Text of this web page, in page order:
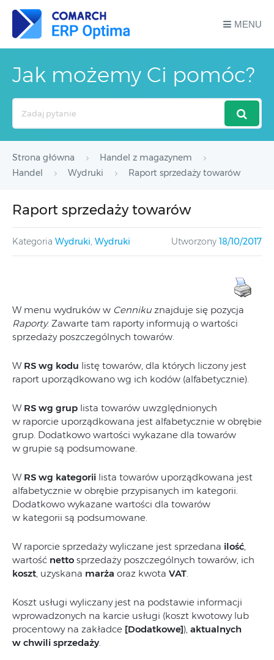
MENU
Jak możemy Ci pomóc?
Strona główna
Handel z magazynem
Handel
Wydruki Raport sprzedaży towarów
Raport sprzedaży towarów
Kategoria Wydruki, Wydruki Utworzony 18/10/2017
W menu wydruków w Cenniku znajduje się pozycja
Raporty. Zawarte tam raporty informują o wartości
sprzedaży poszczególnych towarów.
W RS wg kodu listę towarów, dla których liczony jest
raport uporządkowano wg ich kodów (alfabetycznie).
W RS wg grup lista towarów uwzględnionych
w raporcie uporządkowana jest alfabetycznie w obrębie
grup. Dodatkowo wartości wykazane dla towarów
w grupie są podsumowane.
W RS wg kategorii lista towarów uporządkowana jest
alfabetycznie w obrębie przypisanych im kategorii.
Dodatkowo wykazane wartości dla towarów
w kategorii są podsumowane.
W raporcie sprzedaży wyliczane jest sprzedana ilość,
wartość netto sprzedaży poszczególnych towarów, ich
koszt, uzyskana marża oraz kwota VAT.
Koszt usługi wyliczany jest na podstawie informacji
wprowadzonych na karcie usługi (koszt kwotowy lub
procentowy na zakładce [Dodatkowe]), aktualnych
w chwili sprzedaży.